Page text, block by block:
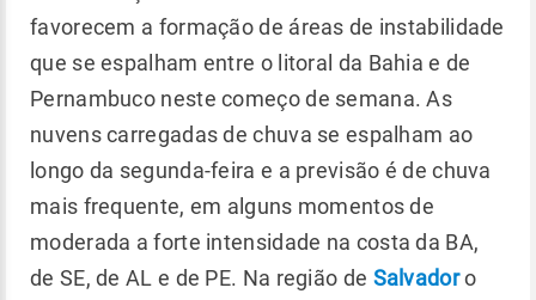
favorecem a formação de áreas de instabilidade
que se espalham entre o litoral da Bahia e de
Pernambuco neste começo de semana. As
nuvens carregadas de chuva se espalham ao
longo da segunda-feira e a previsão é de chuva
mais frequente, em alguns momentos de
moderada a forte intensidade na costa da BA,
de SE, de AL e de PE. Na região de Salvadoro